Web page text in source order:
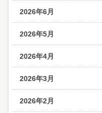
2026年6月
2026年5月
2026年4月
2026年3月
2026年2月